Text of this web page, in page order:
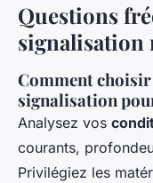
Questions
Comment choisir
signalisation
Analysez vos
courants,
Privilégiez les